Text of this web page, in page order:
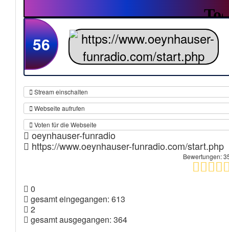
56
Stream einschalten
Webseite aufrufen
Voten für die Webseite
oeynhauser-funradio
https://www.oeynhauser-funradio.com/start.php
Bewertungen:
0
gesamt eingegangen: 613
2
gesamt ausgegangen: 364